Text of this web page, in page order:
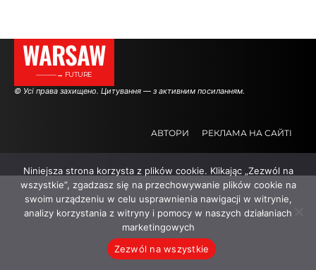
WARSAW
———→ FUTURE
© Усі права захищено. Цитування — з активним посиланням.
АВТОРИ РЕКЛАМА НА САЙТІ
Niniejsza strona korzysta z plików cookie. Klikając „Zezwól na
wszystkie”, zgadzasz się na przechowywanie plików cookie na
swoim urządzeniu w celu usprawnienia nawigacji w witrynie,
analizy korzystania z witryny i pomocy w naszych działaniach
marketingowych
Zezwól na wszystkie